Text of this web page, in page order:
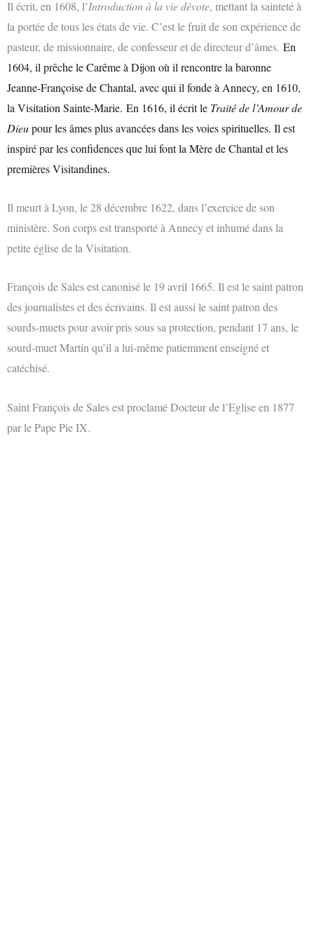
Il écrit, en 1608, l’Introduction à la vie dévote, mettant la sainteté à
la portée de tous les états de vie. C’est le fruit de son expérience de
pasteur, de missionnaire, de confesseur et de directeur d’âmes. En
1604, il prêche le Carême à Dijon où il rencontre la baronne
Jeanne-Françoise de Chantal, avec qui il fonde à Annecy, en 1610,
la Visitation Sainte-Marie. En 1616, il écrit le Traité de l’Amour de
Dieupour les âmes plus avancées dans les voies spirituelles. Il est
inspiré par les confidences que lui font la Mère de Chantal et les
premières Visitandines.
Il meurt à Lyon, le 28 décembre 1622, dans l’exercice de son
ministère. Son corps est transporté à Annecy et inhumé dans la
petite église de la Visitation.
François de Sales est canonisé le 19 avril 1665. Il est le saint patron
des journalistes et des écrivains. Il est aussi le saint patron des
sourds-muets pour avoir pris sous sa protection, pendant 17 ans, le
sourd-muet Martin qu’il a lui-même patiemment enseigné et
catéchisé.
Saint François de Sales est proclamé Docteur de l’Eglise en 1877
par le Pape Pie IX.